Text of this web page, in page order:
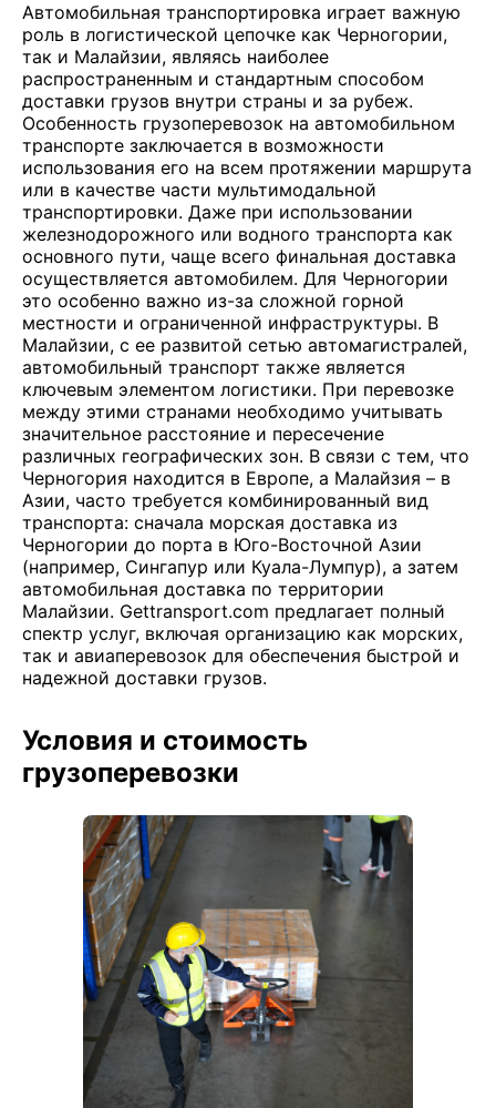
Автомобильная транспортировка играет важную
роль в логистической цепочке как Черногории,
так и Малайзии, являясь наиболее
распространенным и стандартным способом
доставки грузов внутри страны и за рубеж.
Особенность грузоперевозок на автомобильном
транспорте заключается в возможности
использования его на всем протяжении маршрута
или в качестве части мультимодальной
транспортировки. Даже при использовании
железнодорожного или водного транспорта как
основного пути, чаще всего финальная доставка
осуществляется автомобилем. Для Черногории
это особенно важно из-за сложной горной
местности и ограниченной инфраструктуры. В
Малайзии, с ее развитой сетью автомагистралей,
автомобильный транспорт также является
ключевым элементом логистики. При перевозке
между этими странами необходимо учитывать
значительное расстояние и пересечение
различных географических зон. В связи с тем, что
Черногория находится в Европе, а Малайзия – в
Азии, часто требуется комбинированный вид
транспорта: сначала морская доставка из
Черногории до порта в Юго-Восточной Азии
(например, Сингапур или Куала-Лумпур), а затем
автомобильная доставка по территории
Малайзии. Gettransport.com предлагает полный
спектр услуг, включая организацию как морских,
так и авиаперевозок для обеспечения быстрой и
надежной доставки грузов.
Условия и стоимость
грузоперевозки